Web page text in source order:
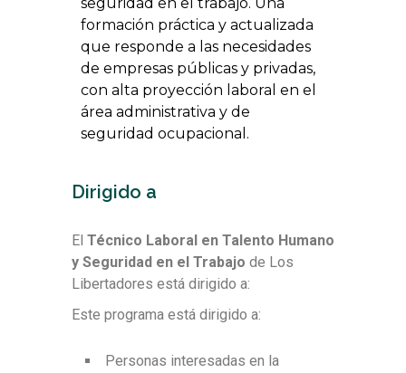
formación práctica y actualizada
que responde a las necesidades
de empresas públicas y privadas,
con alta proyección laboral en el
área administrativa y de
seguridad ocupacional.
Dirigido a
El Técnico Laboral en Talento Humano
y Seguridad en el Trabajo de Los
Libertadores está dirigido a:
Este programa está dirigido a:
Personas interesadas en la